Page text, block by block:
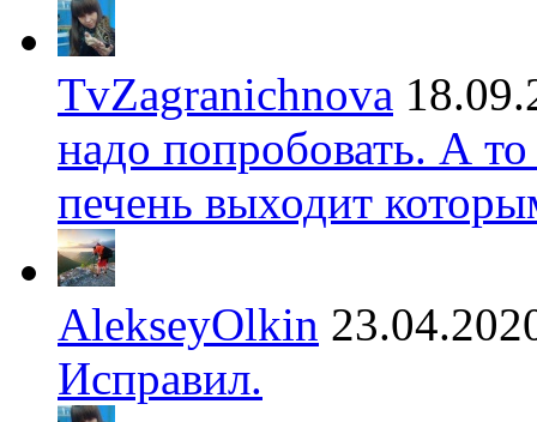
TvZagranichnova
надо попробовать. А
печень выходит
AlekseyOlkin
Исправил.